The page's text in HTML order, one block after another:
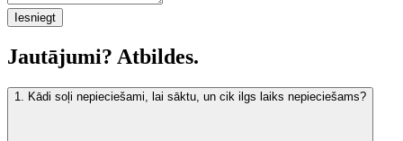
Iesniegt
Jautājumi? Atbildes.
1 Kādi soļi nepieciešami, lai sāktu, un cik ilgs laiks nepieciešams?